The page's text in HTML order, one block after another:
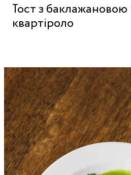
Тост з
квартіроло